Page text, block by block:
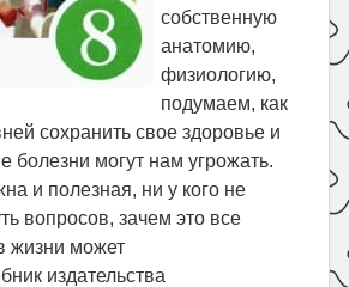
собственную
анатомию,
физиологию,
подумаем, как
сохранить свое здоровье и
болезни могут нам угрожать.
и полезная, ни у кого не
вопросов, зачем это все
жизни может
издательства